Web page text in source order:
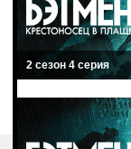
2 сезон 4 серия